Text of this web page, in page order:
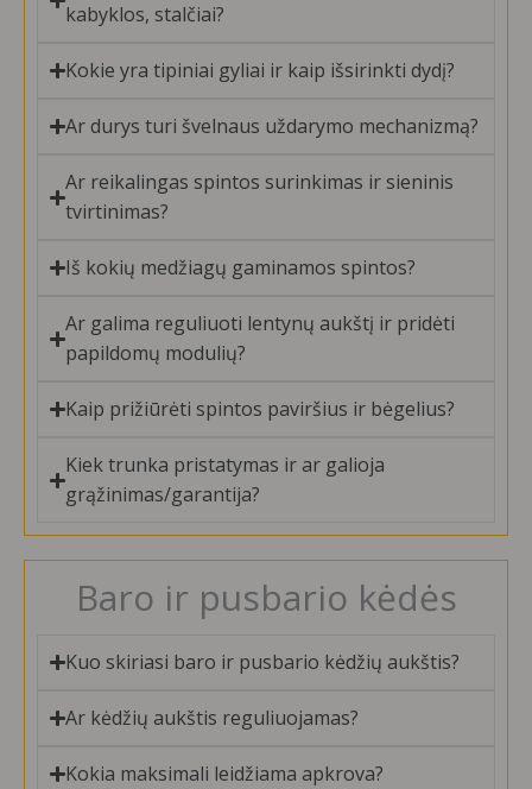
kabyklos, stalčiai?
Kokie yra tipiniai gyliai ir kaip išsirinkti dydį?
Ar durys turi švelnaus uždarymo mechanizmą?
Ar reikalingas spintos surinkimas ir sieninis
tvirtinimas?
Iš kokių medžiagų gaminamos spintos?
Ar galima reguliuoti lentynų aukštį ir pridėti
papildomų modulių?
Kaip prižiūrėti spintos paviršius ir bėgelius?
Kiek trunka pristatymas ir ar galioja
grąžinimas/garantija?
Baro ir pusbario kėdės
Kuo skiriasi baro ir pusbario kėdžių aukštis?
Ar kėdžių aukštis reguliuojamas?
Kokia maksimali leidžiama apkrova?